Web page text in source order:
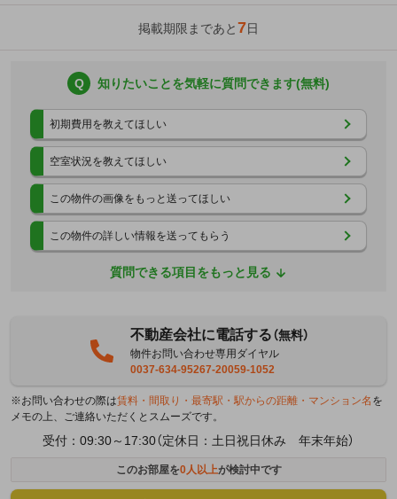
掲載期限まであと7日
Q 知りたいことを気軽に質問できます(無料)
初期費用を教えてほしい
空室状況を教えてほしい
この物件の画像をもっと送ってほしい
この物件の詳しい情報を送ってもらう
質問できる項目をもっと見る
不動産会社に電話する（無料）
物件お問い合わせ専用ダイヤル
0037-634-95267-20059-1052
※お問い合わせの際は賃料・間取り・最寄駅・駅からの距離・マンション名 を
メモの上、ご連絡いただくとスムーズです。
受付：09:30～17:30（定休日：土日祝日休み 年末年始）
このお部屋を0人以上が検討中です